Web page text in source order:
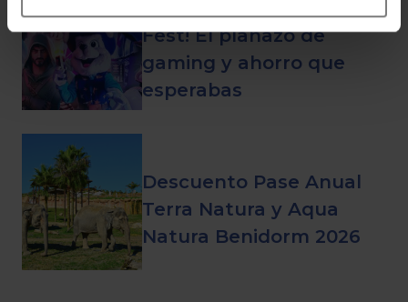
Fest! El planazo de
gaming y ahorro que
esperabas
Descuento Pase Anual
Terra Natura y Aqua
Natura Benidorm 2026